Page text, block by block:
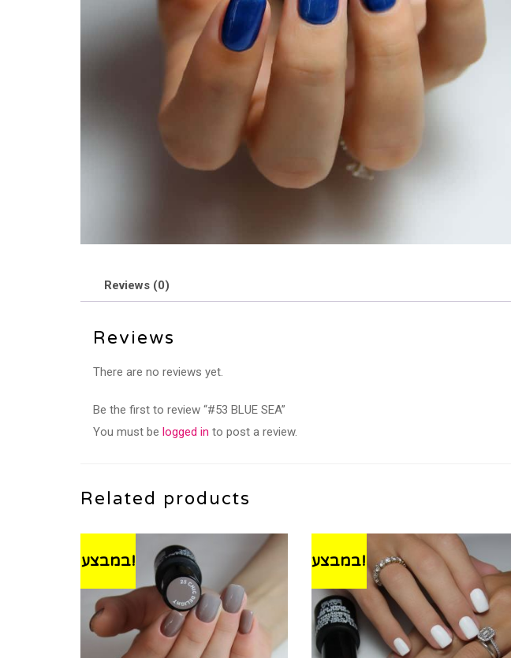
Reviews (0)
Reviews
There are no reviews yet.
Be the first to review “#53 BLUE SEA”
You must be logged in to post a review.
Related products
במבצע! במבצע!